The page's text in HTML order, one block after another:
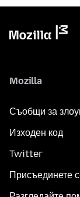
Mozilla
Съобщи за
Изходен код
Twitter
Присъединете